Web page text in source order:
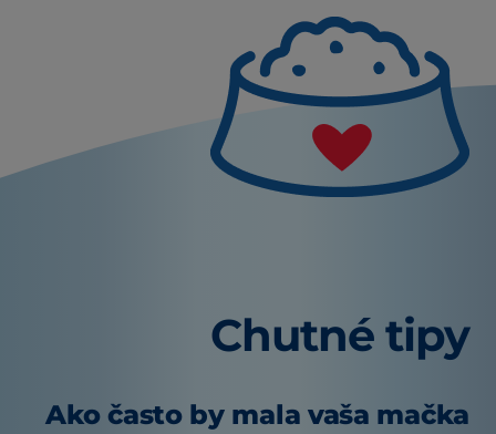
Chutné tipy
Ako často by mala vaša mačka